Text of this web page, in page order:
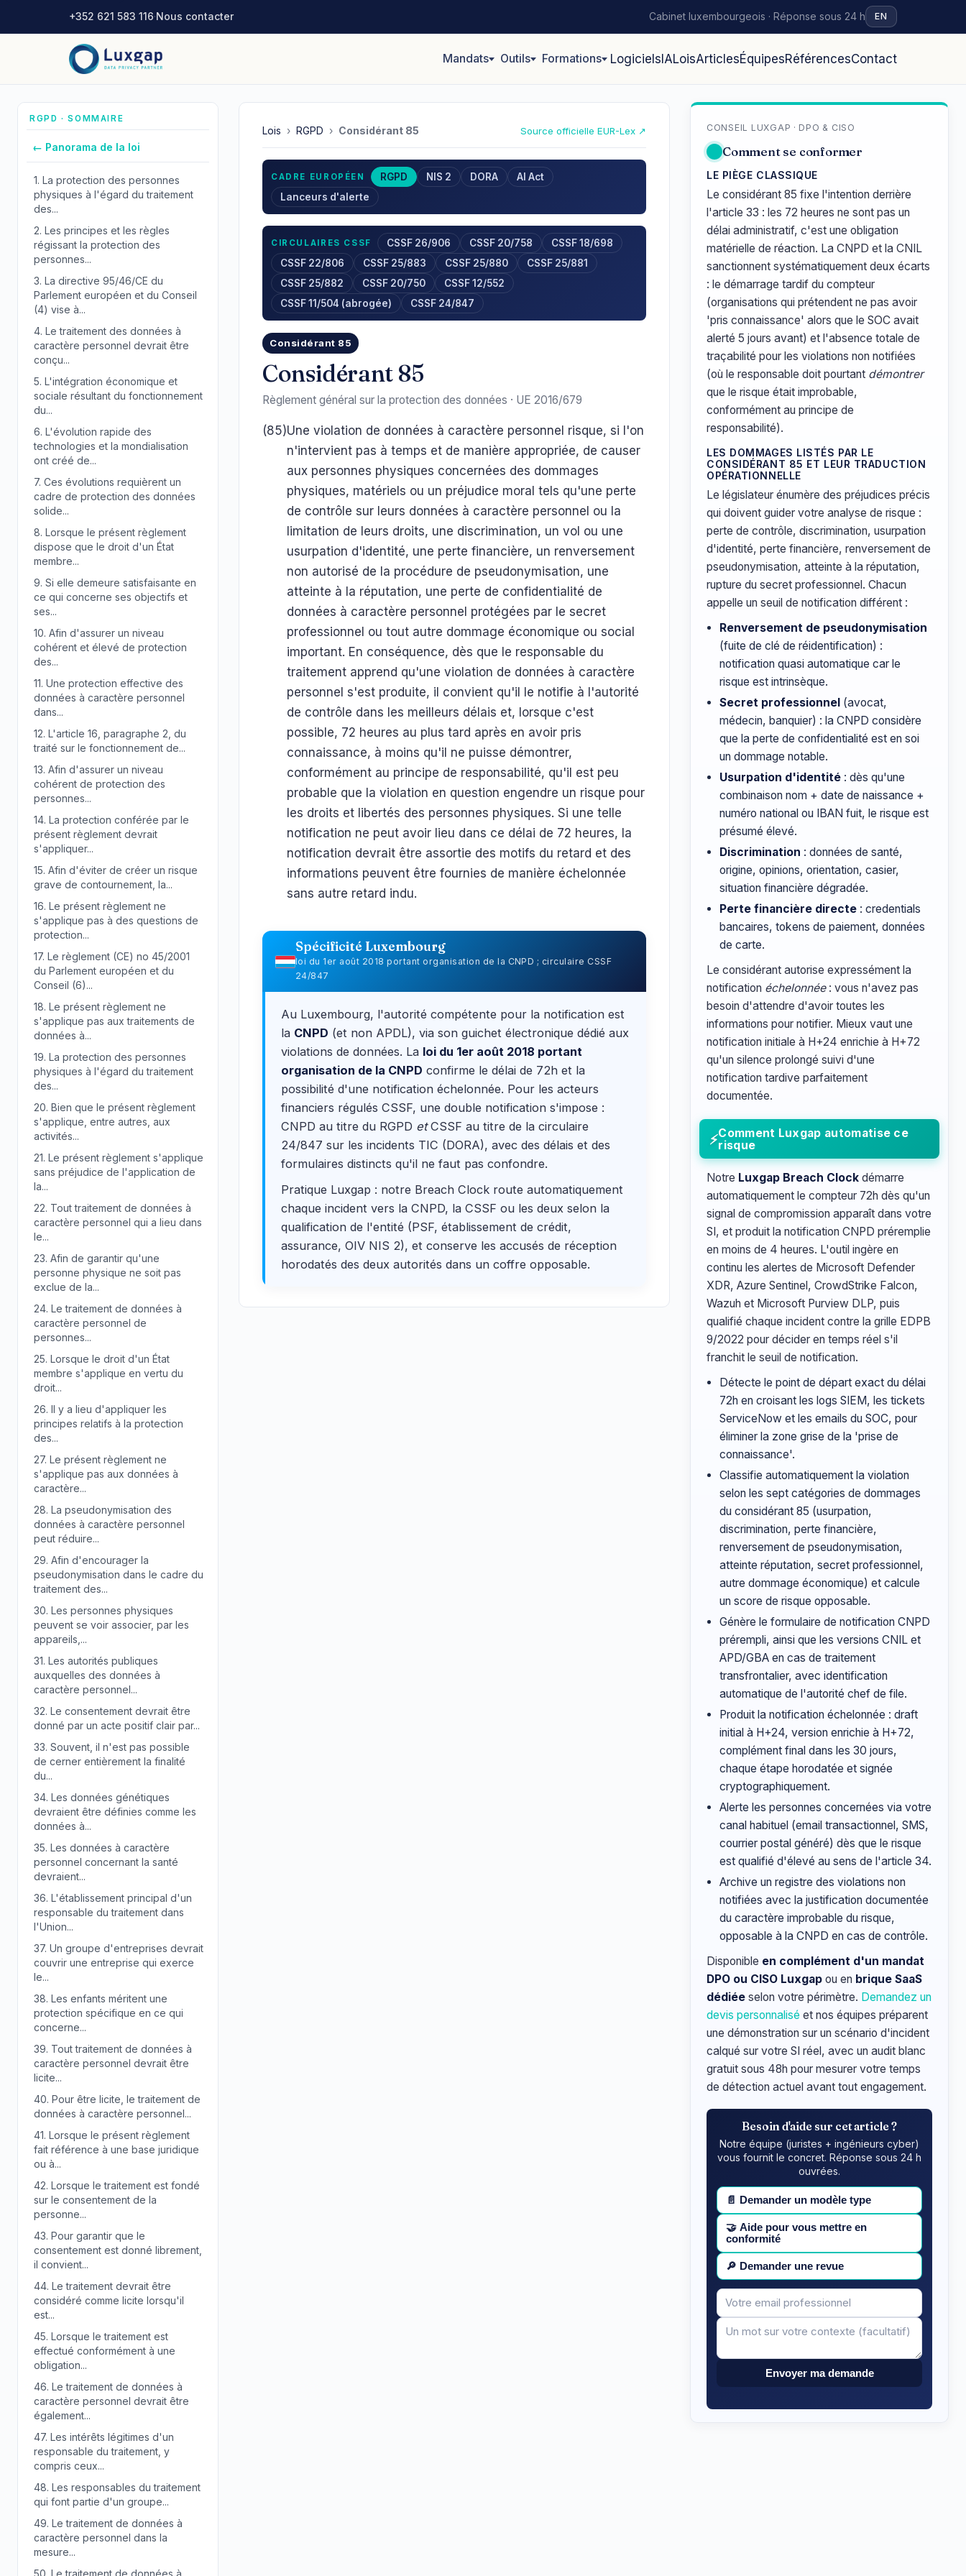
+352 621 583 116·Nous contacter Cabinet luxembourgeois · Réponse sous 24 h EN
Mandats Outils Formations Logiciels IALoisArticlesÉquipesRéférencesContact
RGPD · SOMMAIRE
← Panorama de la loi
1. La protection des personnes
physiques à l'égard du traitement
des...
2. Les principes et les règles
régissant la protection des
personnes...
3. La directive 95/46/CE du
Parlement européen et du Conseil
(4) vise à...
4. Le traitement des données à
caractère personnel devrait être
conçu...
5. L'intégration économique et
sociale résultant du fonctionnement
du...
6. L'évolution rapide des
technologies et la mondialisation
ont créé de...
7. Ces évolutions requièrent un
cadre de protection des données
solide...
8. Lorsque le présent règlement
dispose que le droit d'un État
membre...
9. Si elle demeure satisfaisante en
ce qui concerne ses objectifs et
ses...
10. Afin d'assurer un niveau
cohérent et élevé de protection
des...
11. Une protection effective des
données à caractère personnel
dans...
12. L'article 16, paragraphe 2, du
traité sur le fonctionnement de...
13. Afin d'assurer un niveau
cohérent de protection des
personnes...
14. La protection conférée par le
présent règlement devrait
s'appliquer...
15. Afin d'éviter de créer un risque
grave de contournement, la...
16. Le présent règlement ne
s'applique pas à des questions de
protection...
17. Le règlement (CE) no 45/2001
du Parlement européen et du
Conseil (6)...
18. Le présent règlement ne
s'applique pas aux traitements de
données à...
19. La protection des personnes
physiques à l'égard du traitement
des...
20. Bien que le présent règlement
s'applique, entre autres, aux
activités...
21. Le présent règlement s'applique
sans préjudice de l'application de
la...
22. Tout traitement de données à
caractère personnel qui a lieu dans
le...
23. Afin de garantir qu'une
personne physique ne soit pas
exclue de la...
24. Le traitement de données à
caractère personnel de
personnes...
25. Lorsque le droit d'un État
membre s'applique en vertu du
droit...
26. Il y a lieu d'appliquer les
principes relatifs à la protection
des...
27. Le présent règlement ne
s'applique pas aux données à
caractère...
28. La pseudonymisation des
données à caractère personnel
peut réduire...
29. Afin d'encourager la
pseudonymisation dans le cadre du
traitement des...
30. Les personnes physiques
peuvent se voir associer, par les
appareils,...
31. Les autorités publiques
auxquelles des données à
caractère personnel...
32. Le consentement devrait être
donné par un acte positif clair par...
33. Souvent, il n'est pas possible
de cerner entièrement la finalité
du...
34. Les données génétiques
devraient être définies comme les
données à...
35. Les données à caractère
personnel concernant la santé
devraient...
36. L'établissement principal d'un
responsable du traitement dans
l'Union...
37. Un groupe d'entreprises devrait
couvrir une entreprise qui exerce
le...
38. Les enfants méritent une
protection spécifique en ce qui
concerne...
39. Tout traitement de données à
caractère personnel devrait être
licite...
40. Pour être licite, le traitement de
données à caractère personnel...
41. Lorsque le présent règlement
fait référence à une base juridique
ou à...
42. Lorsque le traitement est fondé
sur le consentement de la
personne...
43. Pour garantir que le
consentement est donné librement,
il convient...
44. Le traitement devrait être
considéré comme licite lorsqu'il
est...
45. Lorsque le traitement est
effectué conformément à une
obligation...
46. Le traitement de données à
caractère personnel devrait être
également...
47. Les intérêts légitimes d'un
responsable du traitement, y
compris ceux...
48. Les responsables du traitement
qui font partie d'un groupe...
49. Le traitement de données à
caractère personnel dans la
mesure...
50. Le traitement de données à
Lois › RGPD › Considérant 85 Source officielle EUR-Lex ↗
CADRE EUROPÉEN RGPD NIS 2 DORA
AI Act
Lanceurs d'alerte
CIRCULAIRES CSSF CSSF 26/906 CSSF 20/758
CSSF 18/698
CSSF 22/806
CSSF 25/883 CSSF 25/880
CSSF 25/881
CSSF 25/882
CSSF 20/750
CSSF 12/552
CSSF 11/504 (abrogée)
CSSF 24/847
Considérant 85
Considérant 85
Règlement général sur la protection des données · UE 2016/679
(85)Une violation de données à caractère personnel risque, si l'on
n'intervient pas à temps et de manière appropriée, de causer
aux personnes physiques concernées des dommages
physiques, matériels ou un préjudice moral tels qu'une perte
de contrôle sur leurs données à caractère personnel ou la
limitation de leurs droits, une discrimination, un vol ou une
usurpation d'identité, une perte financière, un renversement
non autorisé de la procédure de pseudonymisation, une
atteinte à la réputation, une perte de confidentialité de
données à caractère personnel protégées par le secret
professionnel ou tout autre dommage économique ou social
important. En conséquence, dès que le responsable du
traitement apprend qu'une violation de données à caractère
personnel s'est produite, il convient qu'il le notifie à l'autorité
de contrôle dans les meilleurs délais et, lorsque c'est
possible, 72 heures au plus tard après en avoir pris
connaissance, à moins qu'il ne puisse démontrer,
conformément au principe de responsabilité, qu'il est peu
probable que la violation en question engendre un risque pour
les droits et libertés des personnes physiques. Si une telle
notification ne peut avoir lieu dans ce délai de 72 heures, la
notification devrait être assortie des motifs du retard et des
informations peuvent être fournies de manière échelonnée
sans autre retard indu.
Spécificité Luxembourg
loi du 1er août 2018 portant organisation de la CNPD ; circulaire CSSF
24/847
Au Luxembourg, l'autorité compétente pour la notification est
la CNPD (et non APDL), via son guichet électronique dédié aux
violations de données. La loi du 1er août 2018 portant
organisation de la CNPD confirme le délai de 72h et la
possibilité d'une notification échelonnée. Pour les acteurs
financiers régulés CSSF, une double notification s'impose :
CNPD au titre du RGPD etCSSF au titre de la circulaire
24/847 sur les incidents TIC (DORA), avec des délais et des
formulaires distincts qu'il ne faut pas confondre.
Pratique Luxgap : notre Breach Clock route automatiquement
chaque incident vers la CNPD, la CSSF ou les deux selon la
qualification de l'entité (PSF, établissement de crédit,
assurance, OIV NIS 2), et conserve les accusés de réception
horodatés des deux autorités dans un coffre opposable.
CONSEIL LUXGAP · DPO & CISO
Comment se conformer
LE PIÈGE CLASSIQUE
Le considérant 85 fixe l'intention derrière
l'article 33 : les 72 heures ne sont pas un
délai administratif, c'est une obligation
matérielle de réaction. La CNPD et la CNIL
sanctionnent systématiquement deux écarts
: le démarrage tardif du compteur
(organisations qui prétendent ne pas avoir
'pris connaissance' alors que le SOC avait
alerté 5 jours avant) et l'absence totale de
traçabilité pour les violations non notifiées
(où le responsable doit pourtant démontrer
que le risque était improbable,
conformément au principe de
responsabilité).
LES DOMMAGES LISTÉS PAR LE
CONSIDÉRANT 85 ET LEUR TRADUCTION
OPÉRATIONNELLE
Le législateur énumère des préjudices précis
qui doivent guider votre analyse de risque :
perte de contrôle, discrimination, usurpation
d'identité, perte financière, renversement de
pseudonymisation, atteinte à la réputation,
rupture du secret professionnel. Chacun
appelle un seuil de notification différent :
Renversement de pseudonymisation
(fuite de clé de réidentification) :
notification quasi automatique car le
risque est intrinsèque.
Secret professionnel (avocat,
médecin, banquier) : la CNPD considère
que la perte de confidentialité est en soi
un dommage notable.
Usurpation d'identité : dès qu'une
combinaison nom + date de naissance +
numéro national ou IBAN fuit, le risque est
présumé élevé.
Discrimination : données de santé,
origine, opinions, orientation, casier,
situation financière dégradée.
Perte financière directe : credentials
bancaires, tokens de paiement, données
de carte.
Le considérant autorise expressément la
notification échelonnée: vous n'avez pas
besoin d'attendre d'avoir toutes les
informations pour notifier. Mieux vaut une
notification initiale à H+24 enrichie à H+72
qu'un silence prolongé suivi d'une
notification tardive parfaitement
documentée.
Comment Luxgap automatise ce
risque
Notre Luxgap Breach Clock démarre
automatiquement le compteur 72h dès qu'un
signal de compromission apparaît dans votre
SI, et produit la notification CNPD préremplie
en moins de 4 heures. L'outil ingère en
continu les alertes de Microsoft Defender
XDR, Azure Sentinel, CrowdStrike Falcon,
Wazuh et Microsoft Purview DLP, puis
qualifié chaque incident contre la grille EDPB
9/2022 pour décider en temps réel s'il
franchit le seuil de notification.
Détecte le point de départ exact du délai
72h en croisant les logs SIEM, les tickets
ServiceNow et les emails du SOC, pour
éliminer la zone grise de la 'prise de
connaissance'.
Classifie automatiquement la violation
selon les sept catégories de dommages
du considérant 85 (usurpation,
discrimination, perte financière,
renversement de pseudonymisation,
atteinte réputation, secret professionnel,
autre dommage économique) et calcule
un score de risque opposable.
Génère le formulaire de notification CNPD
prérempli, ainsi que les versions CNIL et
APD/GBA en cas de traitement
transfrontalier, avec identification
automatique de l'autorité chef de file.
Produit la notification échelonnée : draft
initial à H+24, version enrichie à H+72,
complément final dans les 30 jours,
chaque étape horodatée et signée
cryptographiquement.
Alerte les personnes concernées via votre
canal habituel (email transactionnel, SMS,
courrier postal généré) dès que le risque
est qualifié d'élevé au sens de l'article 34.
Archive un registre des violations non
notifiées avec la justification documentée
du caractère improbable du risque,
opposable à la CNPD en cas de contrôle.
Disponible en complément d'un mandat
DPO ou CISO Luxgap ou en brique SaaS
dédiée selon votre périmètre. Demandez un
devis personnalisé et nos équipes préparent
une démonstration sur un scénario d'incident
calqué sur votre SI réel, avec un audit blanc
gratuit sous 48h pour mesurer votre temps
de détection actuel avant tout engagement.
Besoin d'aide sur cet article ?
Notre équipe (juristes + ingénieurs cyber)
vous fournit le concret. Réponse sous 24 h
ouvrées.
📄 Demander un modèle type
🤝 Aide pour vous mettre en
conformité
🔎 Demander une revue
Votre
email
Message
Envoyer ma demande